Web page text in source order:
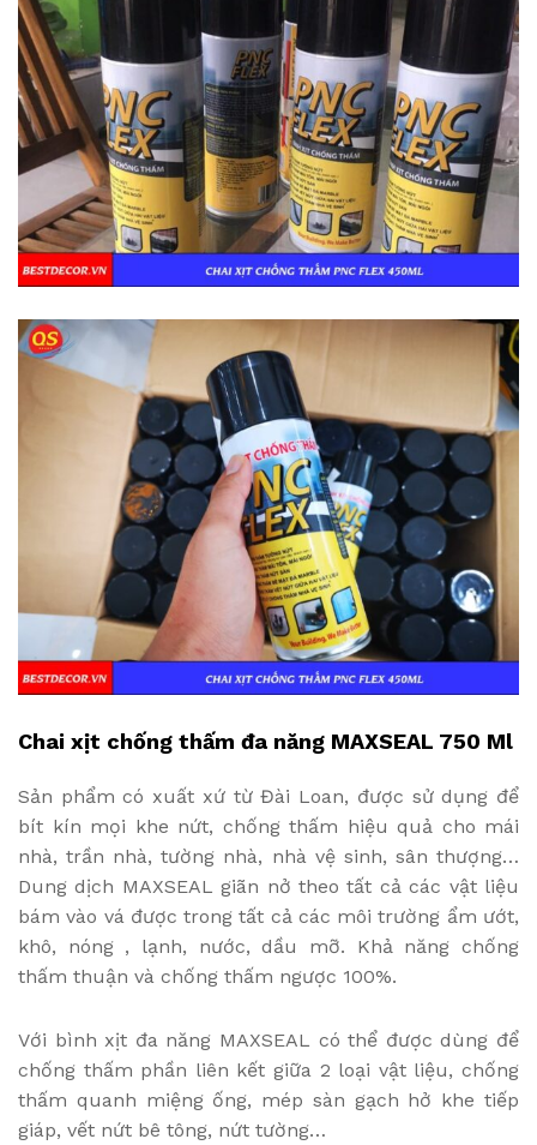
Chai xịt chống thấm đa năng MAXSEAL 750 Ml
Sản phẩm có xuất xứ từ Đài Loan, được sử dụng để
bít kín mọi khe nứt, chống thấm hiệu quả cho mái
nhà, trần nhà, tường nhà, nhà vệ sinh, sân thượng…
Dung dịch MAXSEAL giãn nở theo tất cả các vật liệu
bám vào vá được trong tất cả các môi trường ẩm ướt,
khô, nóng , lạnh, nước, dầu mỡ. Khả năng chống
thấm thuận và chống thấm ngược 100%.
Với bình xịt đa năng MAXSEAL có thể được dùng để
chống thấm phần liên kết giữa 2 loại vật liệu, chống
thấm quanh miệng ống, mép sàn gạch hở khe tiếp
giáp, vết nứt bê tông, nứt tường…